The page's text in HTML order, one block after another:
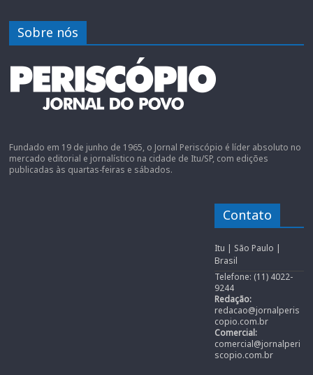
Sobre nós
Fundado em 19 de junho de 1965, o Jornal Periscópio é líder absoluto no
mercado editorial e jornalístico na cidade de Itu/SP, com edições
publicadas às quartas-feiras e sábados.
Contato
Itu | São Paulo |
Brasil
Telefone: (11) 4022-
9244
Redação:
redacao@jornalperis
copio.com.br
Comercial:
comercial@jornalperi
scopio.com.br